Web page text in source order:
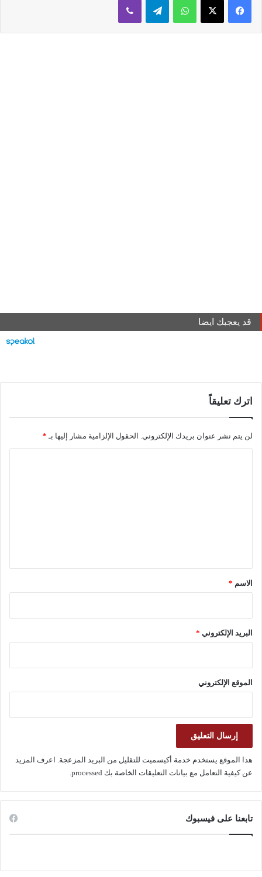
قد يعجبك ايضا
اترك تعليقاً
لن يتم نشر عنوان بريدك الإلكتروني. الحقول الإلزامية مشار إليها بـ *
*الاسم *
البريد الإلكتروني *
الموقع الإلكتروني
هذا الموقع يستخدم خدمة أكيسميت للتقليل من البريد المزعجة. اعرف المزيد
عن كيفية التعامل مع بيانات التعليقات الخاصة بك processed
.
تابعنا على فيسبوك